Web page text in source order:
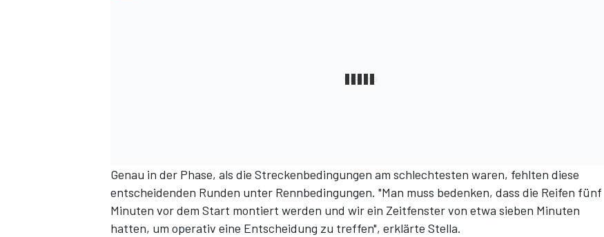
Genau in der Phase, als die Streckenbedingungen am schlechtesten waren, fehlten diese
entscheidenden Runden unter Rennbedingungen. "Man muss bedenken, dass die Reifen fünf
Minuten vor dem Start montiert werden und wir ein Zeitfenster von etwa sieben Minuten
hatten, um operativ eine Entscheidung zu treffen", erklärte Stella.